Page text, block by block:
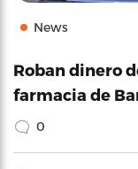
News
Roban dinero
farmacia de
0